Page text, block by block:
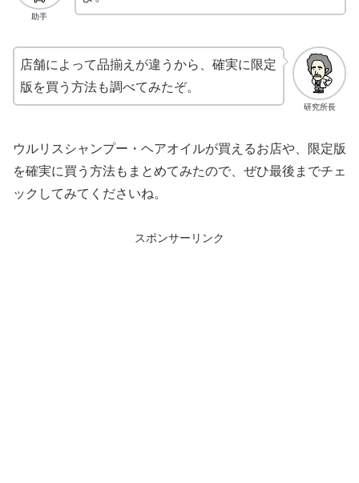
助手
研究所長
店舗によって品揃えが違うから、確実に限定
版を買う方法も調べてみたぞ。
ウルリスシャンプー・ヘアオイルが買えるお店や、限定版
を確実に買う方法もまとめてみたので、ぜひ最後までチェ
ックしてみてくださいね。
スポンサーリンク